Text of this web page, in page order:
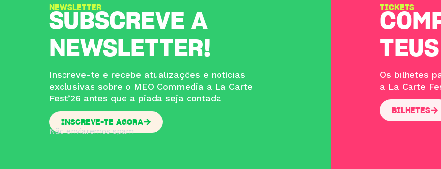
NEWSLETTER
SUBSCREVE A
NEWSLETTER!
Inscreve-te e recebe atualizações e notícias
exclusivas sobre o MEO Commedia a La Carte
Fest’26 antes que a piada seja contada
INSCREVE-TE AGORA
Não enviaremos spam
TICKETS
Os bilhetes
a La Carte
BILHETES